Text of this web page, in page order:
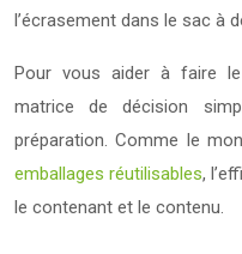
l’écrasement dans le sac à
Pour vous aider à faire
matrice de décision
préparation. Comme le
emballages réutilisables,
le contenant et le contenu.